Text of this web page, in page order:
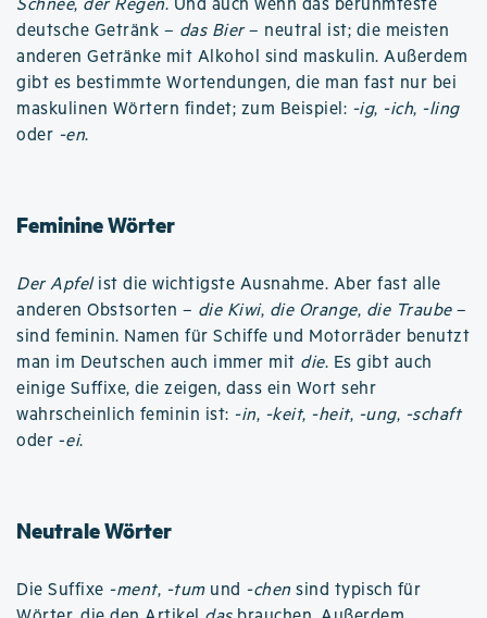
Schnee, der Regen. Und auch wenn das berühmteste
deutsche Getränk – das Bier– neutral ist; die meisten
anderen Getränke mit Alkohol sind maskulin. Außerdem
gibt es bestimmte Wortendungen, die man fast nur bei
maskulinen Wörtern findet; zum Beispiel: -ig, -ich, -ling
oder -en.
Feminine Wörter
Der Apfelist die wichtigste Ausnahme. Aber fast alle
anderen Obstsorten – die Kiwi, die Orange, die Traube–
sind feminin. Namen für Schiffe und Motorräder benutzt
man im Deutschen auch immer mit die. Es gibt auch
einige Suffixe, die zeigen, dass ein Wort sehr
wahrscheinlich feminin ist: -in, -keit, -heit, -ung, -schaft
oder -ei.
Neutrale Wörter
Die Suffixe -ment, -tumund -chen sind typisch für